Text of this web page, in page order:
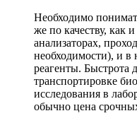
Необходимо
же по качеству, как
анализаторах,
необходимости), и в
реагенты. Быстрота
транспортировке
исследования в
обычно цена